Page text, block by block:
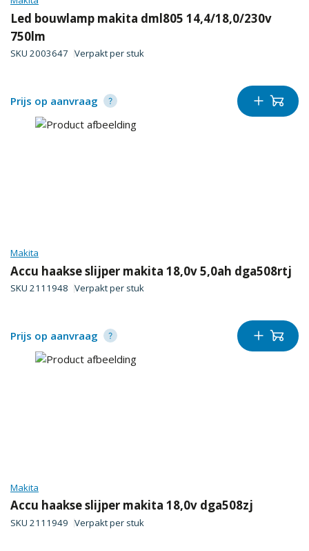
Led bouwlamp makita dml805 14,4/18,0/230v
750lm
SKU 2003647 Verpakt per stuk
Prijs op aanvraag
Makita
Accu haakse slijper makita 18,0v 5,0ah dga508rtj
SKU 2111948 Verpakt per stuk
Prijs op aanvraag
Makita
Accu haakse slijper makita 18,0v dga508zj
SKU 2111949 Verpakt per stuk